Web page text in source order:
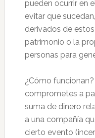
pueden ocurrir en
evitar que
derivados de
patrimonio o la
personas para
¿Cómo
comprometes a
suma de dinero
a una compañía
cierto evento